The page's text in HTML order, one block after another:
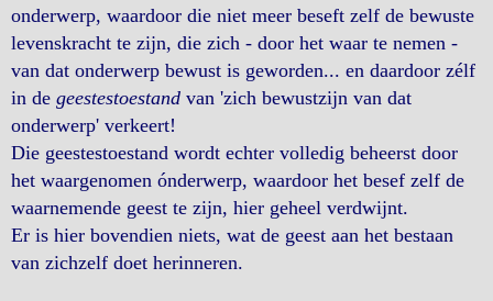
onderwerp, waardoor die niet meer beseft zelf de bewuste
levenskracht te zijn, die zich - door het waar te nemen -
van dat onderwerp bewust is geworden... en daardoor zélf
in de geestestoestand van 'zich bewustzijn van dat
onderwerp' verkeert!
Die geestestoestand wordt echter volledig beheerst door
het waargenomen ónderwerp, waardoor het besef zelf de
waarnemende geest te zijn, hier geheel verdwijnt.
Er is hier bovendien niets, wat de geest aan het bestaan
van zichzelf doet herinneren.